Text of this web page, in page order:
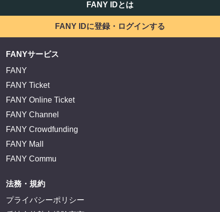
FANY IDとは
FANY IDに登録・ログインする
FANYサービス
FANY
FANY Ticket
FANY Online Ticket
FANY Channel
FANY Crowdfunding
FANY Mall
FANY Commu
法務・規約
プライバシーポリシー